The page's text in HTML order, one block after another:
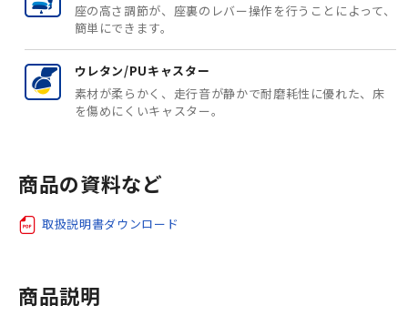
座の高さ調節が、座裏のレバー操作を行うことによって、
簡単にできます。
ウレタン/PUキャスター
素材が柔らかく、走行音が静かで耐磨耗性に優れた、床
を傷めにくいキャスター。
商品の資料など
取扱説明書ダウンロード
商品説明